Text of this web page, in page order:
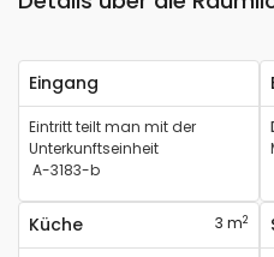
Eingang
Eintritt teilt man mit der
Unterkunftseinheit
A-3183-b
Küche 3 m2